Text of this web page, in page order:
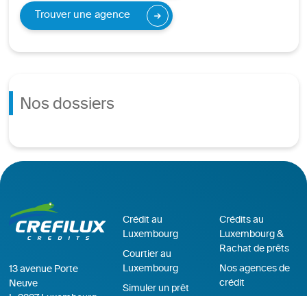
Trouver une agence
Nos dossiers
13 avenue Porte
Neuve
Crédit au
Luxembourg
Courtier au
Luxembourg
Simuler un prêt
Crédits au
Luxembourg &
Rachat de prêts
Nos agences de
crédit